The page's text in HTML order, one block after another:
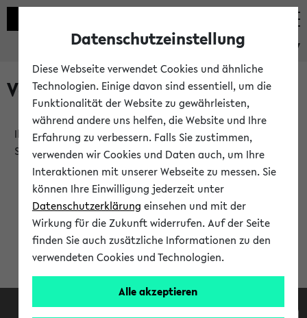
eKVV
Verlauf
Ihr Verlauf ist leer. Er wird sich im Verlauf Ihrer eKVV
Sitzung füllen.
Datenschutzeinstellung
Diese Webseite verwendet Cookies und ähnliche
Technologien. Einige davon sind essentiell, um die
Funktionalität der Website zu gewährleisten,
während andere uns helfen, die Website und Ihre
Erfahrung zu verbessern. Falls Sie zustimmen,
verwenden wir Cookies und Daten auch, um Ihre
Interaktionen mit unserer Webseite zu messen. Sie
können Ihre Einwilligung jederzeit unter
Datenschutzerklärung einsehen und mit der
Wirkung für die Zukunft widerrufen. Auf der Seite
finden Sie auch zusätzliche Informationen zu den
verwendeten Cookies und Technologien.
Alle akzeptieren